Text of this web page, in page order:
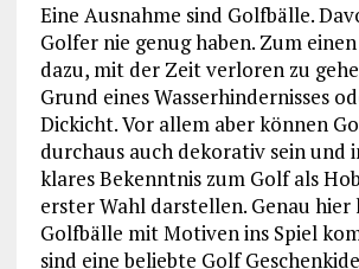
Eine Ausnahme sind Golfbälle.
Golfer nie genug haben. Zum
dazu, mit der Zeit verloren zu
Grund eines Wasserhindernisses
Dickicht. Vor allem aber können
durchaus auch dekorativ sein und
klares Bekenntnis zum Golf als
erster Wahl darstellen. Genau hier
Golfbälle mit Motiven ins Spiel
sind eine beliebte Golf